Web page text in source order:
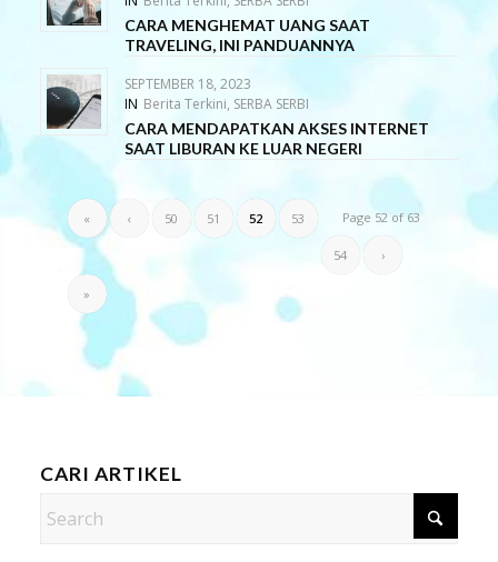
CARA MENGHEMAT UANG SAAT
TRAVELING, INI PANDUANNYA
SEPTEMBER 18, 2023
IN Berita Terkini, SERBA SERBI
CARA MENDAPATKAN AKSES INTERNET
SAAT LIBURAN KE LUAR NEGERI
Page 52 of 63
« ‹ 50 51 52 53
54 ›
»
CARI ARTIKEL